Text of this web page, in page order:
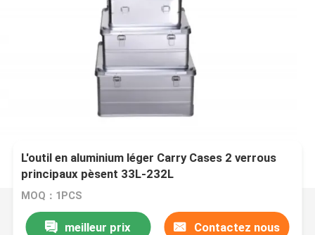
L'outil en aluminium léger Carry Cases 2 verrous
principaux pèsent 33L-232L
MOQ：1PCS
meilleur prix Contactez nous